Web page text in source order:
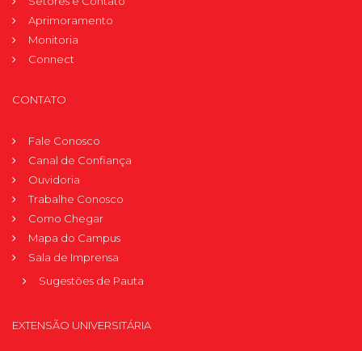
Aprimoramento
Monitoria
Connect
CONTATO
Fale Conosco
Canal de Confiança
Ouvidoria
Trabalhe Conosco
Como Chegar
Mapa do Campus
Sala de Imprensa
Sugestões de Pauta
EXTENSÃO UNIVERSITÁRIA